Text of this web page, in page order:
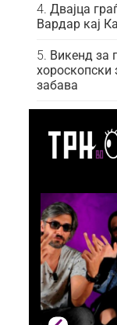
Двајца
Вардар кај
Викенд за
хороскопски
забава